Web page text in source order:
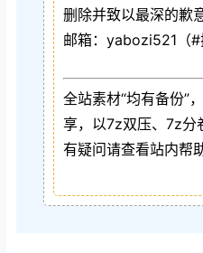
删除并致以最深的歉意
邮箱：yabozi521（
全站素材“均有备份”
享，以7z双压、7z分
有疑问请查看站内帮